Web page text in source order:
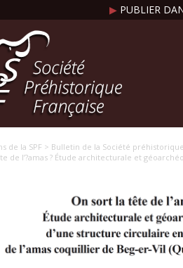
▶ PUBLIER
de la SPF > Bulletin de la Société
de l’?amas ? Étude architecturale et